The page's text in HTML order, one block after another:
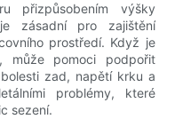
přizpůsobením výšky
zásadní pro zajištění
prostředí. Když je
může pomoci podpořit
zad, napětí krku a
problémy, které
sezení.